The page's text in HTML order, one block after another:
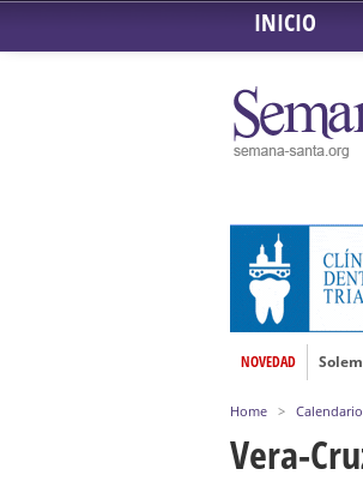
INICIO
NOVEDAD
Home >
Vera-